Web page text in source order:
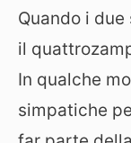
Quando i
il
In qualche
simpatiche